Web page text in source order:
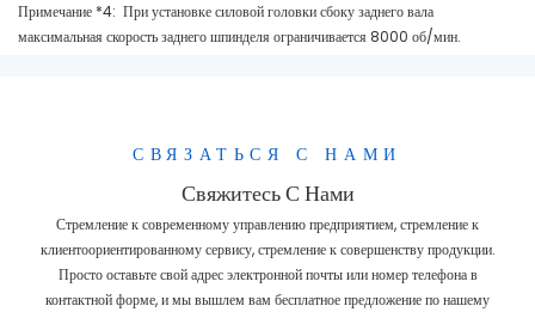
Примечание *4: При установке силовой головки сбоку заднего вала
максимальная скорость заднего шпинделя ограничивается 8000 об/мин.
СВЯЗАТЬСЯ С НАМИ
Свяжитесь С Нами
Стремление к современному управлению предприятием, стремление к
клиентоориентированному сервису, стремление к совершенству продукции.
Просто оставьте свой адрес электронной почты или номер телефона в
контактной форме, и мы вышлем вам бесплатное предложение по нашему